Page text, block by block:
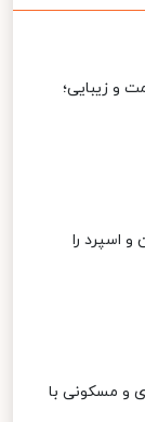
و زیبایی؛
را
و مسکونی با